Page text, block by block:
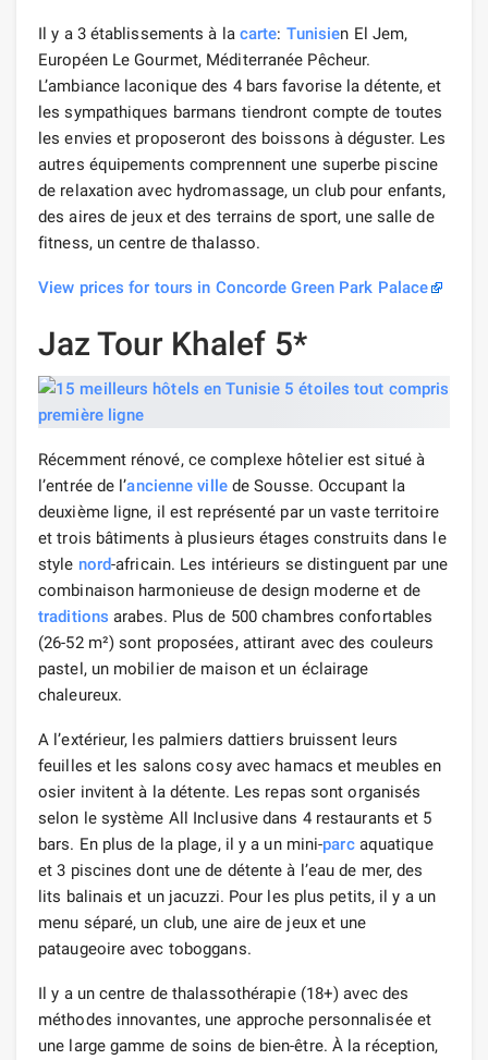
Il y a 3 établissements à la carte: Tunisien El Jem,
Européen Le Gourmet, Méditerranée Pêcheur.
L’ambiance laconique des 4 bars favorise la détente, et
les sympathiques barmans tiendront compte de toutes
les envies et proposeront des boissons à déguster. Les
autres équipements comprennent une superbe piscine
de relaxation avec hydromassage, un club pour enfants,
des aires de jeux et des terrains de sport, une salle de
fitness, un centre de thalasso.
View prices for tours in Concorde Green Park Palace
Jaz Tour Khalef 5*
Récemment rénové, ce complexe hôtelier est situé à
l’entrée de l’ancienne villede Sousse. Occupant la
deuxième ligne, il est représenté par un vaste territoire
et trois bâtiments à plusieurs étages construits dans le
style nord-africain. Les intérieurs se distinguent par une
combinaison harmonieuse de design moderne et de
traditions arabes. Plus de 500 chambres confortables
(26-52 m²) sont proposées, attirant avec des couleurs
pastel, un mobilier de maison et un éclairage
chaleureux.
A l’extérieur, les palmiers dattiers bruissent leurs
feuilles et les salons cosy avec hamacs et meubles en
osier invitent à la détente. Les repas sont organisés
selon le système All Inclusive dans 4 restaurants et 5
bars. En plus de la plage, il y a un mini-parcaquatique
et 3 piscines dont une de détente à l’eau de mer, des
lits balinais et un jacuzzi. Pour les plus petits, il y a un
menu séparé, un club, une aire de jeux et une
pataugeoire avec toboggans.
Il y a un centre de thalassothérapie (18+) avec des
méthodes innovantes, une approche personnalisée et
une large gamme de soins de bien-être. À la réception,